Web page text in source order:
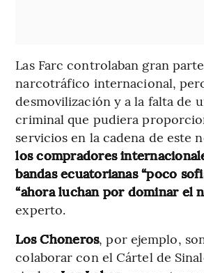
Las Farc controlaban gran
narcotráfico internacional,
desmovilización y a la falta de
criminal que pudiera
servicios en la cadena de este
los compradores
bandas ecuatorianas “poco
“ahora luchan por dominar el
experto.
Los Choneros, por ejemplo,
colaborar con el Cártel de